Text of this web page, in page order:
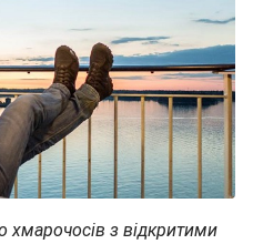
хмарочосів з відкритими